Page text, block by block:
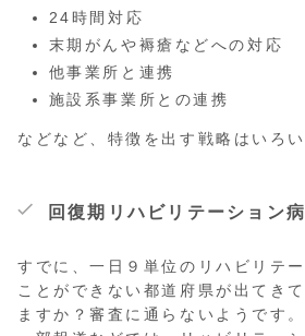
24時間対応
末期がんや褥瘡などへの対応
他事業所と連携
施設系事業所との連携
などなど、特徴を出す戦略はいろ
回復期リハビリテーション
すでに、一日９単位のリハビリテ
ことができない都道府県が出てき
ますか？審査に通らないようです。